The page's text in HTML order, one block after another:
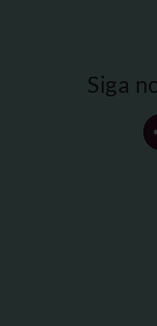
Siga